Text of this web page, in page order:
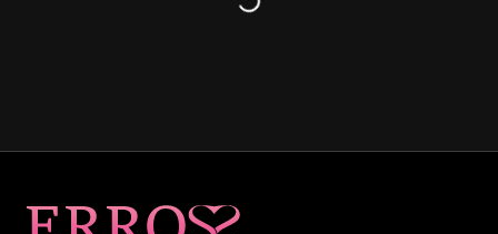
Загрузка
Карта сайта